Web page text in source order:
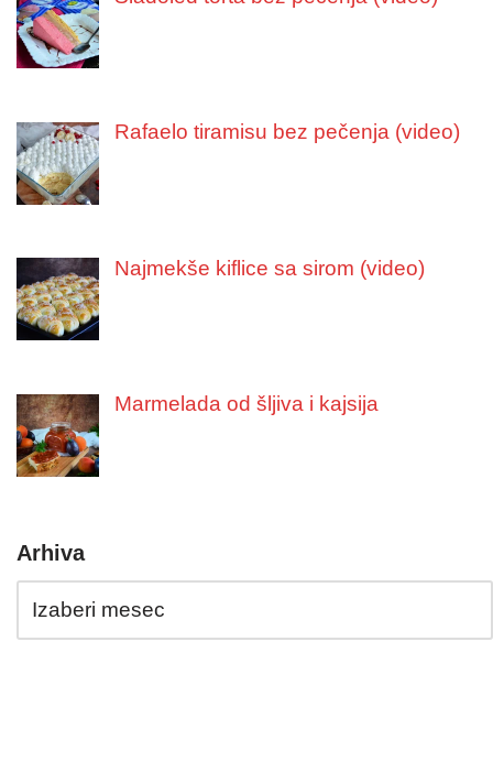
Rafaelo tiramisu bez pečenja (video)
Najmekše kiflice sa sirom (video)
Marmelada od šljiva i kajsija
Arhiva